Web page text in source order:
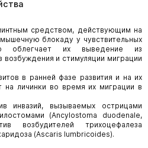
средством, действующим на
блокаду у чувствительных
облегчает их выведение из
возбуждения и стимуляции миграции
в ранней фазе развития и на их
личинки во время их миграции в
инвазий, вызываемых острицами
(Anсylostoma duodenalе,
возбудителей трихоцефалеза
(Ascaris lumbricoides).